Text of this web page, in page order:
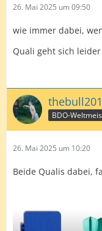
26. Mai 2025 um 09:50
wie immer dabei,
Quali geht sich
BDO-
26. Mai 2025 um 10:20
Beide Qualis dabei,